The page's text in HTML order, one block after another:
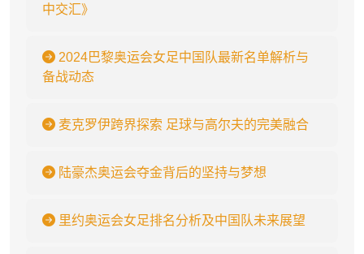
中交汇》
2024巴黎奥运会女足中国队最新名单解析与
备战动态
麦克罗伊跨界探索 足球与高尔夫的完美融合
陆豪杰奥运会夺金背后的坚持与梦想
里约奥运会女足排名分析及中国队未来展望